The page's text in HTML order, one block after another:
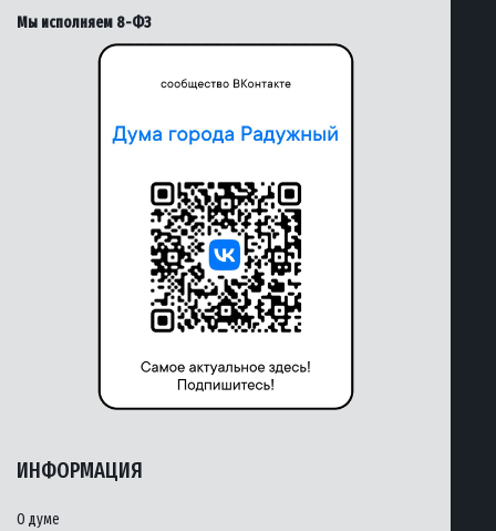
Мы исполняем 8-ФЗ
ИНФОРМАЦИЯ
О думе